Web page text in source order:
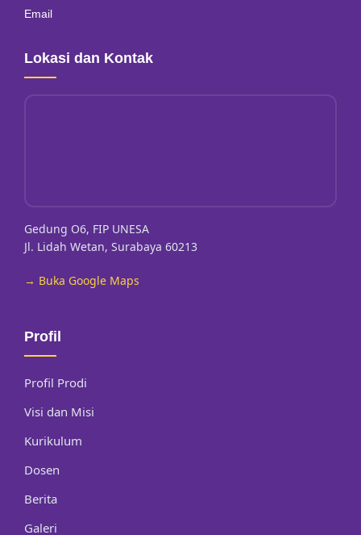
Email
Lokasi dan Kontak
Gedung O6, FIP UNESA
Jl. Lidah Wetan, Surabaya 60213
→ Buka Google Maps
Profil
Profil Prodi
Visi dan Misi
Kurikulum
Dosen
Berita
Galeri